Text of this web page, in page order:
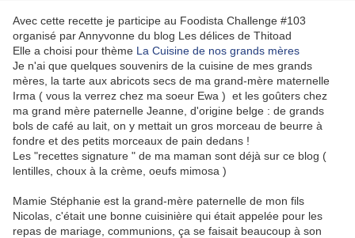
Avec cette recette je participe au Foodista Challenge #103
organisé par Annyvonne du blog Les délices de Thitoad
Elle a choisi pour thème La Cuisine de nos grands mères
Je n'ai que quelques souvenirs de la cuisine de mes grands
mères, la tarte aux abricots secs de ma grand-mère maternelle
Irma ( vous la verrez chez ma soeur Ewa ) et les goûters chez
ma grand mère paternelle Jeanne, d'origine belge : de grands
bols de café au lait, on y mettait un gros morceau de beurre à
fondre et des petits morceaux de pain dedans !
Les "recettes signature " de ma maman sont déjà sur ce blog (
lentilles, choux à la crème, oeufs mimosa )
Mamie Stéphanie est la grand-mère paternelle de mon fils
Nicolas, c'était une bonne cuisinière qui était appelée pour les
repas de mariage, communions, ça se faisait beaucoup à son